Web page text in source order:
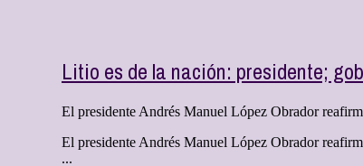
Litio es de la nación: presidente;
El presidente Andrés Manuel López Obrador
El presidente Andrés Manuel López Obrador
...